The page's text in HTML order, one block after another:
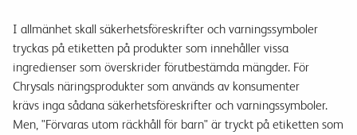
I allmänhet skall säkerhetsföreskrifter och varningssymboler
tryckas på etiketten på produkter som innehåller vissa
ingredienser som överskrider förutbestämda mängder. För
Chrysals näringsprodukter som används av konsumenter
krävs inga sådana säkerhetsföreskrifter och varningssymboler.
Men, "Förvaras utom räckhåll för barn" är tryckt på etiketten som